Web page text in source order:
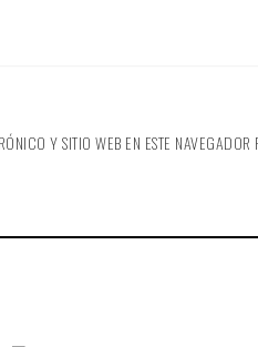
Y SITIO WEB EN ESTE